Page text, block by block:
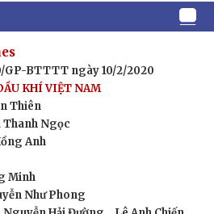
GP-BTTTT ngày 10/2/2020
KHÍ VIỆT NAM
Thiên
Thanh Ngọc
Anh
Minh
Như Phong